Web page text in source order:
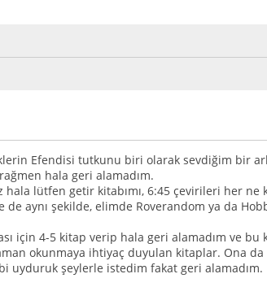
Efendisi tutkunu biri olarak sevdiğim bir
hala geri alamadım.
lütfen getir kitabımı, 6:45 çevirileri her ne
aynı şekilde, elimde Roverandom ya da
için 4-5 kitap verip hala geri alamadım ve bu
okunmaya ihtiyaç duyulan kitaplar. Ona da
uyduruk şeylerle istedim fakat geri alamadım.